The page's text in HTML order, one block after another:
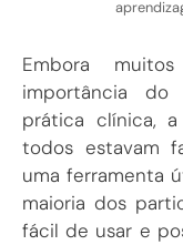
Embora
importância do
prática clínica,
todos estavam
uma ferramenta
maioria dos
fácil de usar e